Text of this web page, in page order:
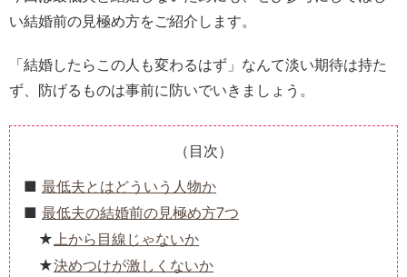
い結婚前の見極め方をご紹介します。
「結婚したらこの人も変わるはず」なんて淡い期待は持た
ず、防げるものは事前に防いでいきましょう。
（目次）
最低夫とはどういう人物か
最低夫の結婚前の見極め方7つ
上から目線じゃないか
決めつけが激しくないか